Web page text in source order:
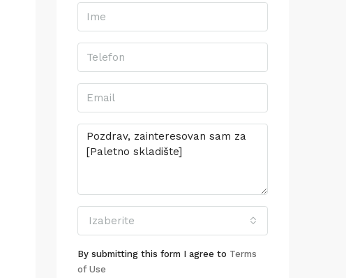
Izaberite
By submitting this form I agree to Terms
of Use